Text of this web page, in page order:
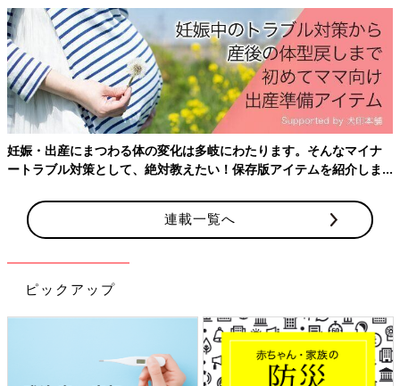
出典：Instagramアカウント「kirarin100kin」
kirarin100kinさんがセリアで見つけたのは、「LEDブレスレット
クリスマス」。電池が内蔵されていて、スイッチを入れると青と
赤に光るのだとか。手首のサイズは15cmと17cmに対応している
ようです。光らせずにそのまま装着しても可愛いとのこと◎
妊娠・出産にまつわる体の変化は多岐にわたります。そんなマイナ
ートラブル対策として、絶対教えたい！保存版アイテムを紹介しま
連載一覧へ
ピックアップ